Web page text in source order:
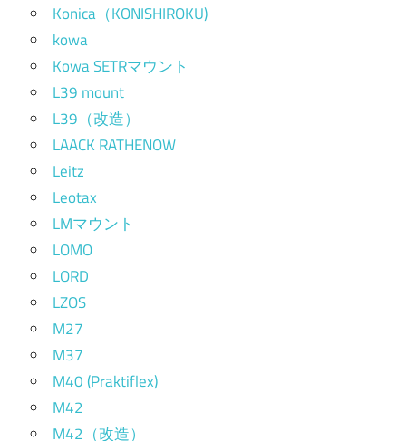
Konica（KONISHIROKU)
kowa
Kowa SETRマウント
L39 mount
L39（改造）
LAACK RATHENOW
Leitz
Leotax
LMマウント
LOMO
LORD
LZOS
M27
M37
M40 (Praktiflex)
M42
M42（改造）